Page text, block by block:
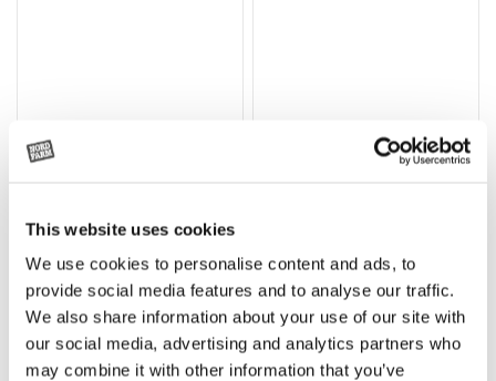
This website uses cookies
We use cookies to personalise content and ads, to
provide social media features and to analyse our traffic.
We also share information about your use of our site with
our social media, advertising and analytics partners who
may combine it with other information that you’ve
Lägg till i varukorg
T-shirt Avant barn grön 92 cm
G0007
(ex. moms)
T-shirt Avant barn grön 104-110
cm
G0010
(ex. moms)